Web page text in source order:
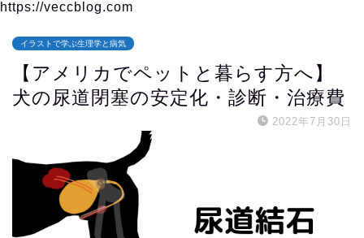
https://veccblog.com
イラストで学ぶ生理学と病気
【アメリカでペットと暮らす方へ】
犬の尿道閉塞の安定化・診断・治療費
2022年7月30日